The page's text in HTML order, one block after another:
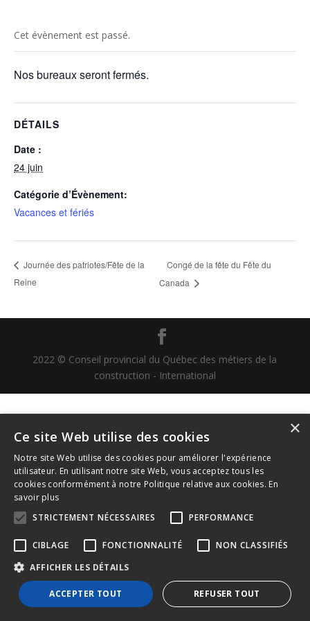
Cet évènement est passé.
Nos bureaux seront fermés.
DÉTAILS
Date :
24 juin
Catégorie d’Évènement:
Vacances et fériés
Journée des patriotes/Fête de la
Reine
Congé de la fête du Fête du
Canada
2022 © Conseil provincial du Québec des métiers de la
construction - International
×
Ce site Web utilise des cookies
Notre site Web utilise des cookies pour améliorer l'expérience
utilisateur. En utilisant notre site Web, vous acceptez tous les
cookies conformément à notre Politique relative aux cookies. En
savoir plus
STRICTEMENT NÉCESSAIRES
PERFORMANCE
CIBLAGE FONCTIONNALITÉ
NON CLASSIFIÉS
AFFICHER LES DÉTAILS
ACCEPTER TOUT REFUSER TOUT